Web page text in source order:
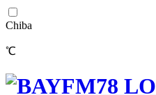
Chiba
℃